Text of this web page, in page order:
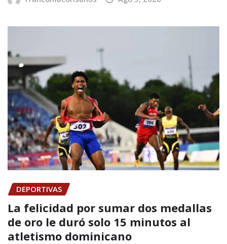
DEPORTIVAS
La felicidad por sumar dos medallas
de oro le duró solo 15 minutos al
atletismo dominicano